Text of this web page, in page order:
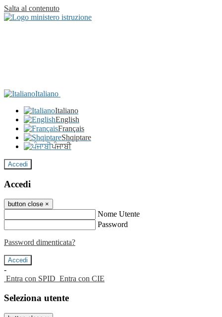
Salta al contenuto
Italiano
Italiano
English
Français
Shqiptare
ਪੰਜਾਬੀ
Accedi
Accedi
button close ×
Nome Utente
Password
Password dimenticata?
-
Entra con SPID Entra con CIE
Seleziona utente